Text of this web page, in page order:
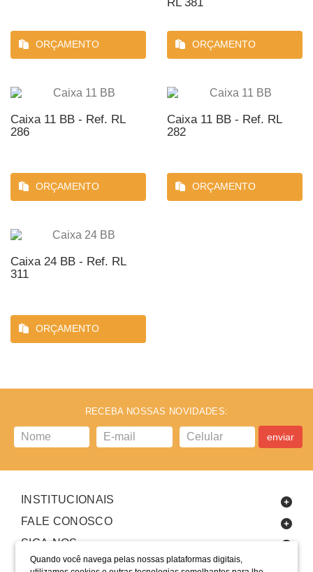
Quando você navega pelas nossas plataformas digitais,
ORÇAMENTO ORÇAMENTO
Caixa 11 BB - Ref. RL
286
ORÇAMENTO
Caixa 11 BB - Ref. RL
282
ORÇAMENTO
Caixa 24 BB - Ref. RL
311
ORÇAMENTO
RECEBA NOSSAS NOVIDADES:
enviar
INSTITUCIONAIS
FALE CONOSCO
SIGA-NOS